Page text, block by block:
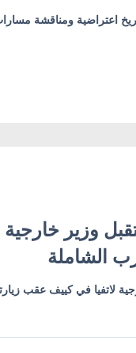
اعتراضية ومناقشة
وزير
الشاملة
لاتفيا في كييف عقب